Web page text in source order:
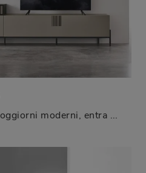
Se vuoi ammobiliare soggiorni moderni, entra e scopri il mobile porta tv TIME UNIT TI 118 della firma Tomasella, prodotto in melaminico